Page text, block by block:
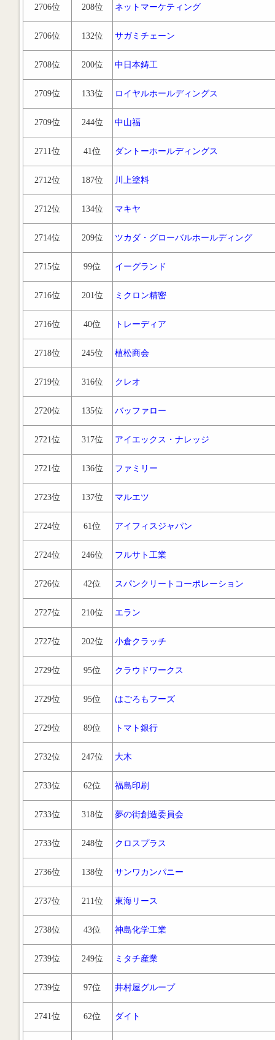
2706位 208位 ネットマーケティング
2706位 132位 サガミチェーン
2708位 200位 中日本鋳工
2709位 133位 ロイヤルホールディングス
2709位 244位 中山福
2711位 41位 ダントーホールディングス
2712位 187位 川上塗料
2712位 134位 マキヤ
2714位 209位 ツカダ・グローバルホールディング
2715位 99位 イーグランド
2716位 201位 ミクロン精密
2716位 40位 トレーディア
2718位 245位 植松商会
2719位 316位 クレオ
2720位 135位 バッファロー
2721位 317位 アイエックス・ナレッジ
2721位 136位 ファミリー
2723位 137位 マルエツ
2724位 61位 アイフィスジャパン
2724位 246位 フルサト工業
2726位 42位 スパンクリートコーポレーション
2727位 210位 エラン
2727位 202位 小倉クラッチ
2729位 95位 クラウドワークス
2729位 95位 はごろもフーズ
2729位 89位 トマト銀行
2732位 247位 大木
2733位 62位 福島印刷
2733位 318位 夢の街創造委員会
2733位 248位 クロスプラス
2736位 138位 サンワカンパニー
2737位 211位 東海リース
2738位 43位 神島化学工業
2739位 249位 ミタチ産業
2739位 97位 井村屋グループ
2741位 62位 ダイト